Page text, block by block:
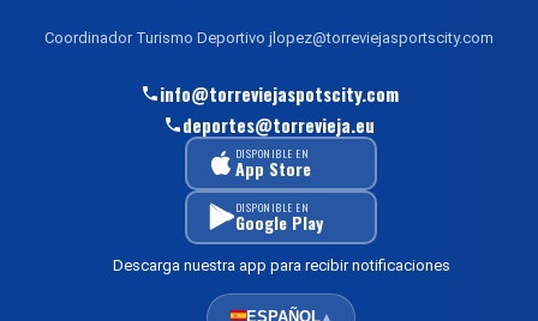
Coordinador Turismo Deportivo jlopez@torreviejasportscity.com
info@torreviejaspotscity.com
deportes@torrevieja.eu
DISPONIBLE EN
App Store
DISPONIBLE EN
Google Play
Descarga nuestra app para recibir notificaciones
ESPAÑOL▲